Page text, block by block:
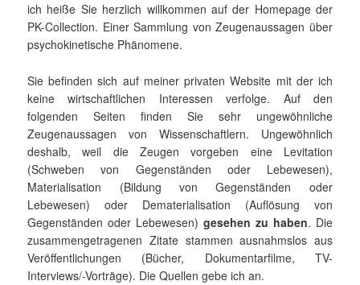
ich heiße Sie herzlich willkommen auf der Homepage der
PK-Collection. Einer Sammlung von Zeugenaussagen über
psychokinetische Phänomene.
Sie befinden sich auf meiner privaten Website mit der ich
keine wirtschaftlichen Interessen verfolge. Auf den
folgenden Seiten finden Sie sehr ungewöhnliche
Zeugenaussagen von Wissenschaftlern. Ungewöhnlich
deshalb, weil die Zeugen vorgeben eine Levitation
(Schweben von Gegenständen oder Lebewesen),
Materialisation (Bildung von Gegenständen oder
Lebewesen) oder Dematerialisation (Auflösung von
Gegenständen oder Lebewesen) gesehen zu haben. Die
zusammengetragenen Zitate stammen ausnahmslos aus
Veröffentlichungen (Bücher, Dokumentarfilme, TV-
Interviews/-Vorträge). Die Quellen gebe ich an.